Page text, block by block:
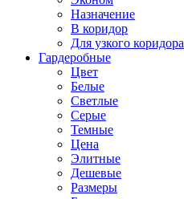
Назначение
В коридор
Для узкого коридора
Гардеробные
Цвет
Белые
Светлые
Серые
Темные
Цена
Элитные
Дешевые
Размеры